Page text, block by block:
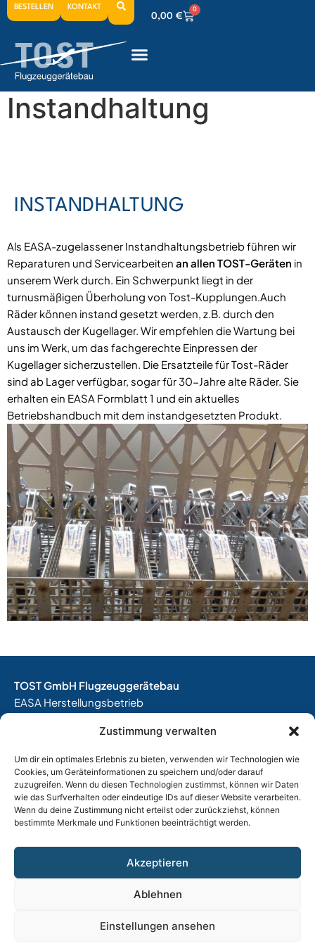
Zustimmung verwalten
Um dir ein optimales Erlebnis zu bieten, verwenden wir Technologien wie
Cookies, um Geräteinformationen zu speichern und/oder darauf
zuzugreifen. Wenn du diesen Technologien zustimmst, können wir Daten
wie das Surfverhalten oder eindeutige IDs auf dieser Website verarbeiten.
Wenn du deine Zustimmung nicht erteilst oder zurückziehst, können
bestimmte Merkmale und Funktionen beeinträchtigt werden.
Akzeptieren
Ablehnen
Einstellungen ansehen
BESTELLEN KONTAKT
0,00 €
0
0,00€ 0
0,00€ 0
Instandhaltung
INSTANDHALTUNG
Als EASA-zugelassener Instandhaltungsbetrieb führen wir
Reparaturen und Servicearbeiten an allen TOST-Geräten in
unserem Werk durch. Ein Schwerpunkt liegt in der
turnusmäßigen Überholung von Tost-Kupplungen.Auch
Räder können instand gesetzt werden, z.B. durch den
Austausch der Kugellager. Wir empfehlen die Wartung bei
uns im Werk, um das fachgerechte Einpressen der
Kugellager sicherzustellen. Die Ersatzteile für Tost-Räder
sind ab Lager verfügbar, sogar für 30-Jahre alte Räder. Sie
erhalten ein EASA Formblatt 1 und ein aktuelles
Betriebshandbuch mit dem instandgesetzten Produkt.
TOST GmbH Flugzeuggerätebau
EASA Herstellungsbetrieb
Entwicklungsbetrieb
Thalkirchner Straße 62
80337 München
Tel. +49(0)89 544 599 0
E-Mail: info@tost.de
Montag – Donnerstag: 8:00 – 17:00 Uhr
Freitag: 8:00 – 15:00 Uhr
Datenschutz|AGB|Widerrufsbelehrung